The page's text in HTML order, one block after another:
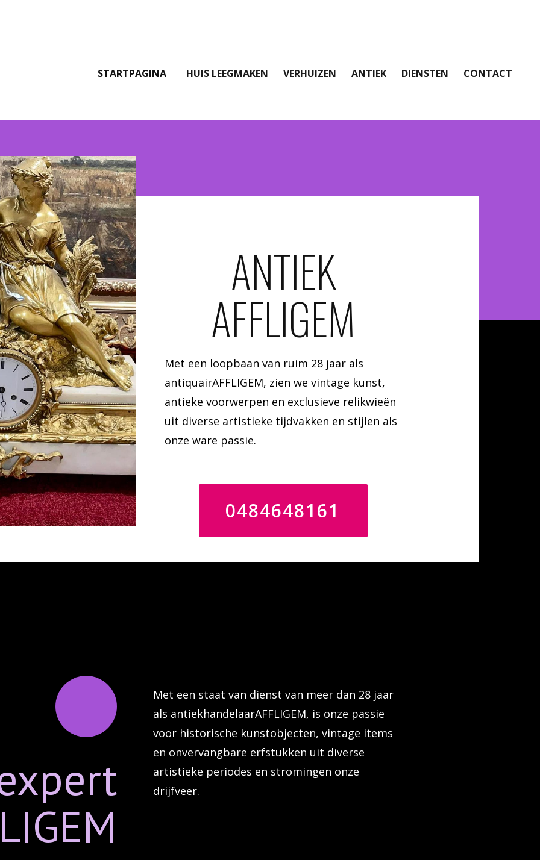
STARTPAGINA HUIS LEEGMAKEN VERHUIZEN ANTIEK DIENSTEN CONTACT
ANTIEK
AFFLIGEM
Met een loopbaan van ruim 28 jaar als
antiquairAFFLIGEM, zien we vintage kunst,
antieke voorwerpen en exclusieve relikwieën
uit diverse artistieke tijdvakken en stijlen als
onze ware passie.
0484648161
Met een staat van dienst van meer dan 28 jaar
als antiekhandelaarAFFLIGEM, is onze passie
voor historische kunstobjecten, vintage items
en onvervangbare erfstukken uit diverse
artistieke periodes en stromingen onze
drijfveer.